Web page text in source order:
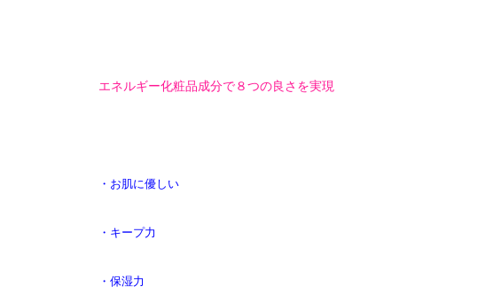
エネルギー化粧品成分で８つの良さを実現
・お肌に優しい
・キープ力
・保湿力